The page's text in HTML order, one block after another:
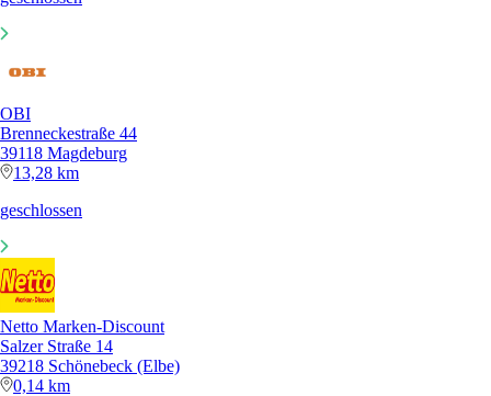
OBI
Brenneckestraße 44
39118 Magdeburg
13,28 km
geschlossen
Netto Marken-Discount
Salzer Straße 14
39218 Schönebeck (Elbe)
0,14 km